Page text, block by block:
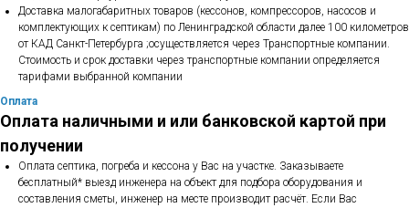
Доставка малогабаритных товаров (кессонов, компрессоров, насосов и
комплектующих к септикам) по Ленинградской области далее 100 километров
от КАД Санкт-Петербурга ;осуществляется через Транспортные компании.
Стоимость и срок доставки через транспортные компании определяется
тарифами выбранной компании
Оплата
Оплата наличными и или банковской картой при
получении
Оплата септика, погреба и кессона у Вас на участке. Заказываете
бесплатный* выезд инженера на объект для подбора оборудования и
составления сметы, инженер на месте производит расчёт. Если Вас